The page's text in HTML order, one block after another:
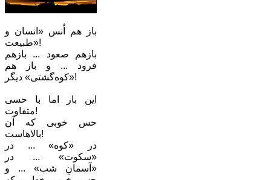
باز هم اٌنس «انسان و
طبیعت»!
بازهم صعود ... بازهم
فرود ... و باز هم
«کوه‌گشتی» دیگر!
این بار اما با حسی
متفاوت!
حس خوبی که آن
بالاهاست!
در «کوه» ... در
«سکوت» ... در
«آسمانِ شب» ... و